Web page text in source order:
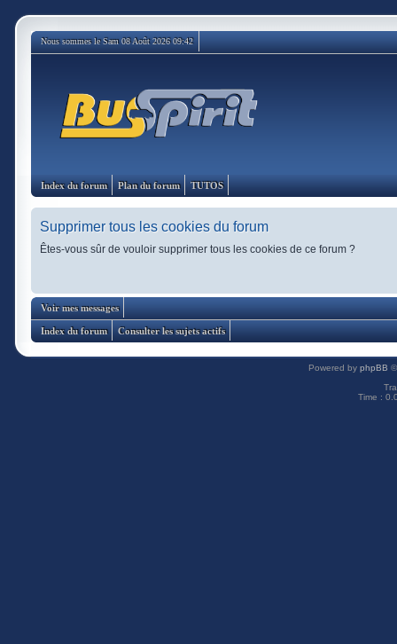
Nous sommes le Sam 08 Août 2026 09:42
Index du forum Plan du forum TUTOS
Supprimer tous les cookies du forum
Êtes-vous sûr de vouloir supprimer tous les cookies de ce forum ?
Voir mes messages
Index du forum Consulter les sujets actifs
Powered by phpBB
Time :